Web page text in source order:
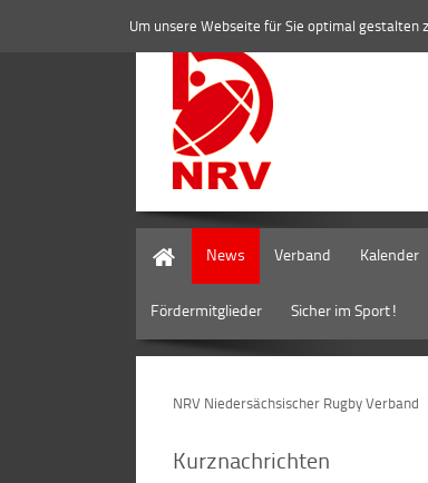
News Verband Kalender
Fördermitglieder Sicher im Sport!
NRV Niedersächsischer Rugby Verband
Kurznachrichten
Um unsere Webseite für Sie optimal gestalten